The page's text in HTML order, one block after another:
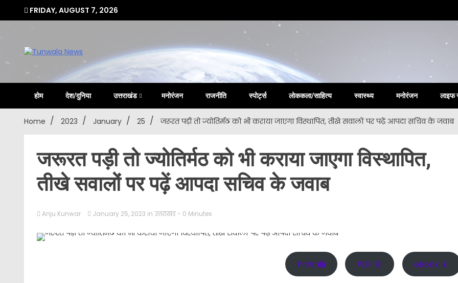
FRIDAY, AUGUST 7, 2026
Tunwala
Uttarakhand Hindi News Portal
होम देश/दुनिया उत्तराखंड मनोरंजन राजनीति स्पोर्ट्स लोककला/साहित्य स्वास्थ्य मनोरंजन लाइफ
Home 2023 January 25 जरूरत पड़ी तो ज्योतिर्मठ को भी कराया जाएगा विस्थापित, तीखे सवालों पर पढ़ें आपदा सचिव के जवाब
जरूरत पड़ी तो ज्योतिर्मठ को भी कराया जाएगा विस्थापित,
तीखे सवालों पर पढ़ें आपदा सचिव के जवाब
Anju Kunwar January 25, 2023 in उत्तराखंड - 0 Minutes
Print 🖨 PDF 📄 eBook 📱